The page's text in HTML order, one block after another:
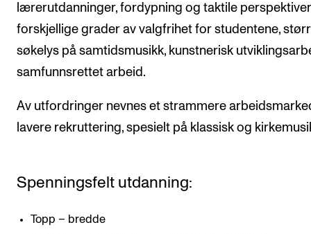
lærerutdanninger, fordypning og taktile
forskjellige grader av valgfrihet for studentene,
søkelys på samtidsmusikk, kunstnerisk
samfunnsrettet arbeid.
Av utfordringer nevnes et strammere
lavere rekruttering, spesielt på klassisk og
Spenningsfelt utdanning:
Topp – bredde